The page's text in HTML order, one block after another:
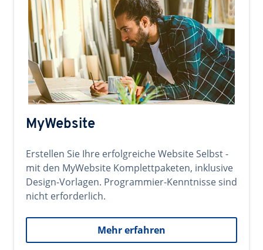
MyWebsite
Erstellen Sie Ihre erfolgreiche Website Selbst -
mit den MyWebsite Komplettpaketen, inklusive
Design-Vorlagen. Programmier-Kenntnisse sind
nicht erforderlich.
Mehr erfahren